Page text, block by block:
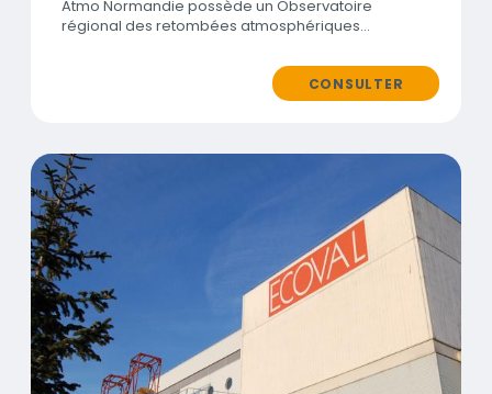
Atmo Normandie possède un Observatoire
régional des retombées atmosphériques…
CONSULTER
Visuel